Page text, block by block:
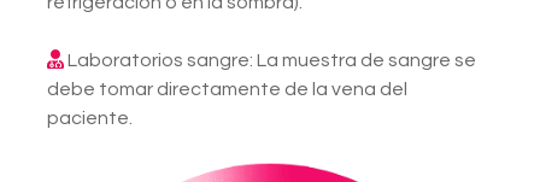
Laboratorios sangre: La muestra de sangre se
debe tomar directamente de la vena del
paciente.